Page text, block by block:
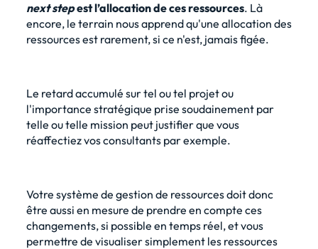
next stepest l’allocation de ces ressources. Là
encore, le terrain nous apprend qu'une allocation des
ressources est rarement, si ce n'est, jamais figée.
Le retard accumulé sur tel ou tel projet ou
l'importance stratégique prise soudainement par
telle ou telle mission peut justifier que vous
réaffectiez vos consultants par exemple.
Votre système de gestion de ressources doit donc
être aussi en mesure de prendre en compte ces
changements, si possible en temps réel, et vous
permettre de visualiser simplement les ressources